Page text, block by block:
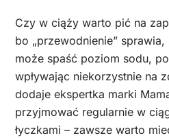
Czy w ciąży warto pić na
bo „przewodnienie”
może spaść poziom sodu,
wpływając niekorzystnie na
dodaje ekspertka marki
przyjmować regularnie w
łyczkami – zawsze warto